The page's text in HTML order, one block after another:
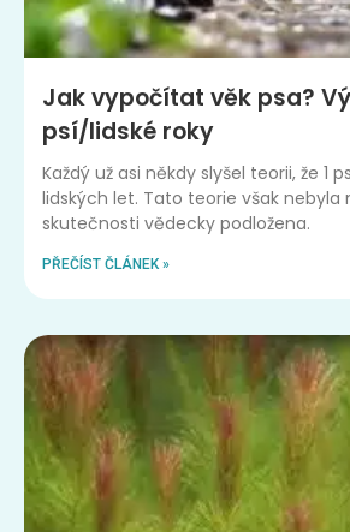
Jak vypočítat věk psa?
psí/lidské roky
Každý už asi někdy slyšel teorii, že 1
lidských let. Tato teorie však nebyla
skutečnosti vědecky podložena.
PŘEČÍST ČLÁNEK »